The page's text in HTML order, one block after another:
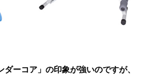
ーコア」の印象が強いのですが、